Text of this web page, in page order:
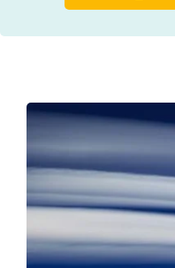
Image